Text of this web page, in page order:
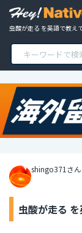
虫酸が走る を英語で教え
shingo371さん
虫酸が走る